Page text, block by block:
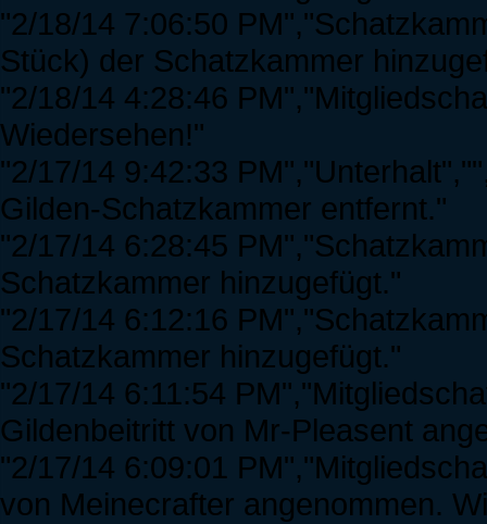
"2/18/14 7:06:50
Stück) der Schatzkammer
"2/18/14 4:28:46
Wiedersehen!"
"2/17/14 9:42:33
Gilden-Schatzkammer entfernt."
"2/17/14 6:28:45
Schatzkammer hinzugefügt."
"2/17/14 6:12:16
Schatzkammer hinzugefügt."
"2/17/14 6:11:54
Gildenbeitritt von Mr-Pleasent
"2/17/14 6:09:01
von Meinecrafter angenommen.